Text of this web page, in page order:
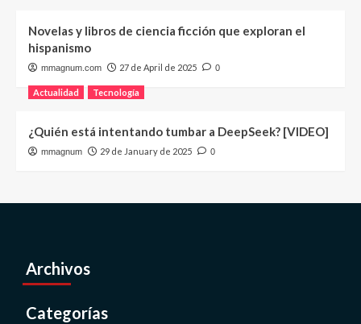
Novelas y libros de ciencia ficción que exploran el
hispanismo
mmagnum.com 27 de April de 2025 0
Actualidad Tecnología
¿Quién está intentando tumbar a DeepSeek? [VIDEO]
mmagnum 29 de January de 2025 0
Archivos
Categorías